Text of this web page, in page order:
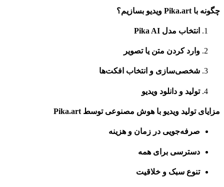
چگونه با Pika.art ویدیو بسازیم؟
انتخاب مدل Pika AI
وارد کردن متن یا تصویر
شخصی‌سازی و انتخاب افکت‌ها
تولید و دانلود ویدیو
مزایای تولید ویدیو با هوش مصنوعی توسط Pika.art
صرفه‌جویی در زمان و هزینه
دسترسی برای همه
تنوع سبک و خلاقیت